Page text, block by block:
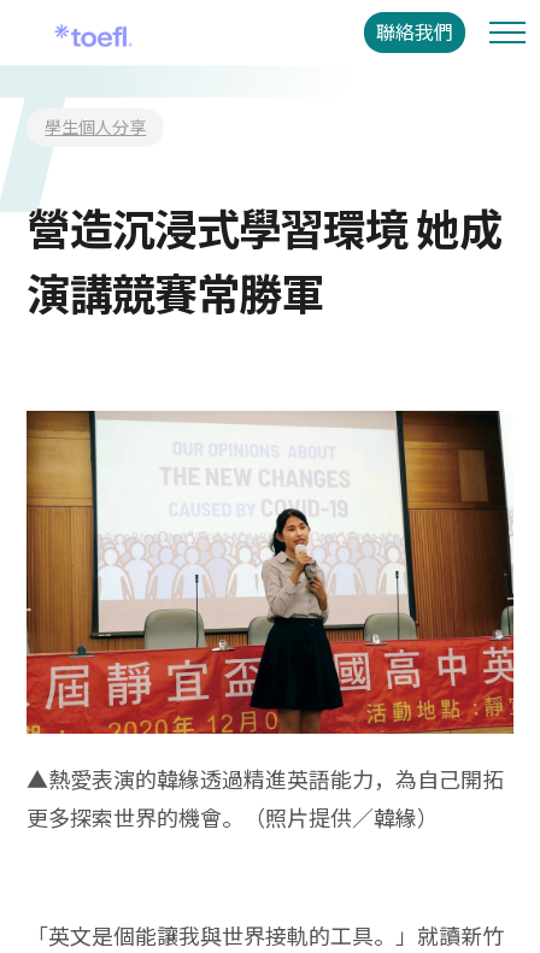
聯絡我們
學生個人分享
營造沉浸式學習環境 她成
演講競賽常勝軍
▲熱愛表演的韓緣透過精進英語能力，為自己開拓
更多探索世界的機會。（照片提供／韓緣）
「英文是個能讓我與世界接軌的工具。」就讀新竹